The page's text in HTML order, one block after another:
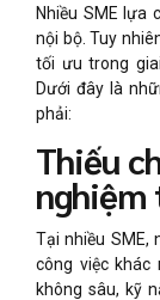
Nhiều SME lựa
nội bộ. Tuy
tối ưu trong
Dưới đây là
phải:
Thiếu
nghiệm
Tại nhiều SME,
công việc khác
không sâu, kỹ